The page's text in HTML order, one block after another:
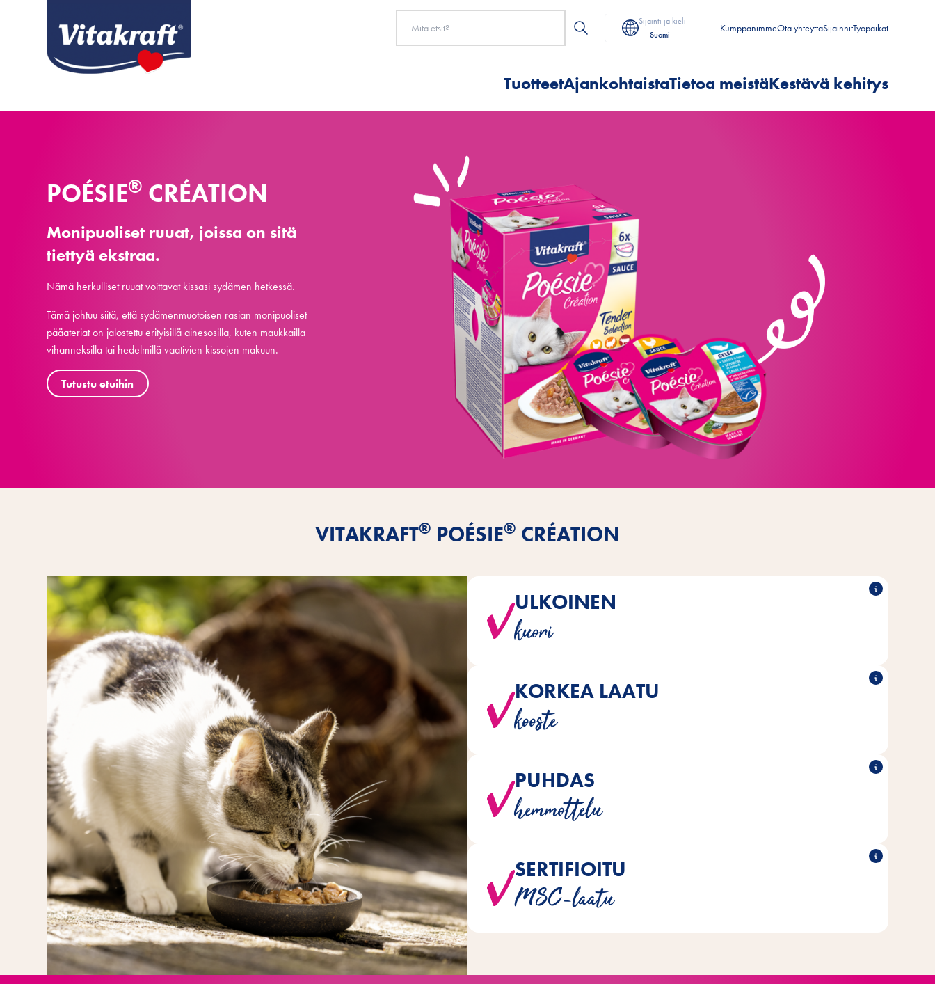
Sijainti ja kieli
Suomi
KumppanimmeOta yhteyttäSijainnitTyöpaikat
TuotteetAjankohtaistaTietoa meistäKestävä kehitys
POÉSIE® CRÉATION
Monipuoliset ruuat, joissa on sitä
tiettyä ekstraa.
Nämä herkulliset ruuat voittavat kissasi sydämen hetkessä.
Tämä johtuu siitä, että sydämenmuotoisen rasian monipuoliset
pääateriat on jalostettu erityisillä ainesosilla, kuten maukkailla
vihanneksilla tai hedelmillä vaativien kissojen makuun.
Tutustu etuihin
VITAKRAFT® POÉSIE® CRÉATION
ULKOINEN
kuori
Hienot ruuat herkullisessa kastikkeessa tai herkässä hyytelössä on pakattu tarjoiluvalmiiksi
KORKEA LAATU
kooste
-lajikkeet on räätälöity täydellisesti kissojen ravitsemuksellisiin
PUHDAS
hemmottelu
-peruselintarvikkeet on valmistettu luonnollisesti ilman lisättyä
sokeria tai keinotekoisia väri- ja säilöntäaineita.
SERTIFIOITU
MSC-laatu
Kaikissa kalalajikkeissa käytetään vain MSC-laatukalaa, joka on peräisin kestävästä